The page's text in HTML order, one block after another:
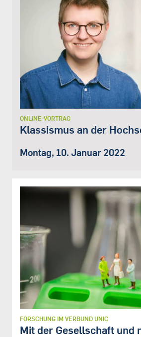
ONLINE-VORTRAG
Klassismus an der
Montag, 10. Januar 2022
FORSCHUNG IM VERBUND UNIC
Mit der Gesellschaft und